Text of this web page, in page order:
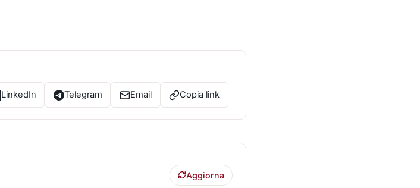
LinkedIn Telegram Email Copia link
Aggiorna